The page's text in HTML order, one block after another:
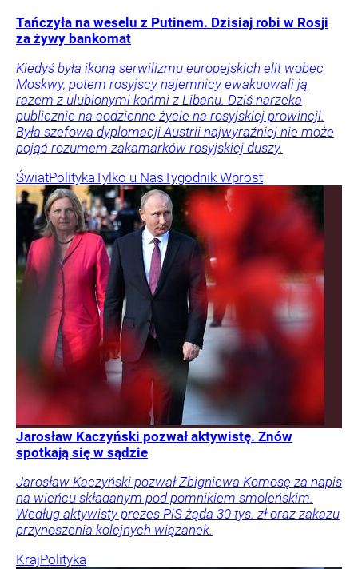
Tańczyła na weselu z Putinem. Dzisiaj robi w Rosji
za żywy bankomat
Kiedyś była ikoną serwilizmu europejskich elit wobec
Moskwy, potem rosyjscy najemnicy ewakuowali ją
razem z ulubionymi końmi z Libanu. Dziś narzeka
publicznie na codzienne życie na rosyjskiej prowincji.
Była szefowa dyplomacji Austrii najwyraźniej nie może
pojąć rozumem zakamarków rosyjskiej duszy.
ŚwiatPolitykaTylko u NasTygodnik Wprost
Jarosław Kaczyński pozwał aktywistę. Znów
spotkają się w sądzie
Jarosław Kaczyński pozwał Zbigniewa Komosę za napis
na wieńcu składanym pod pomnikiem smoleńskim.
Według aktywisty prezes PiS żąda 30 tys. zł oraz zakazu
przynoszenia kolejnych wiązanek.
KrajPolityka